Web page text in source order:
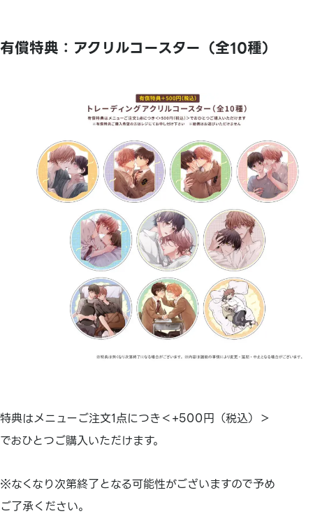
有償特典：アクリルコースター（全10種）
特典はメニューご注文1点につき＜+500円（税込）＞
でおひとつご購入いただけます。
※なくなり次第終了となる可能性がございますので予め
ご了承ください。